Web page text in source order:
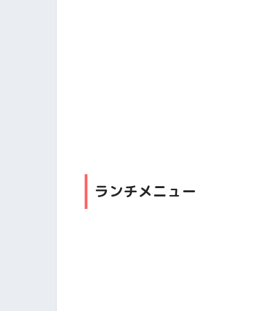
ランチメニュー